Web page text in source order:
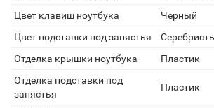
Цвет клавиш ноутбука
Черный
Цвет подставки под запястья
Отделка крышки ноутбука
Пластик
Отделка подставки под
запястья
Пластик